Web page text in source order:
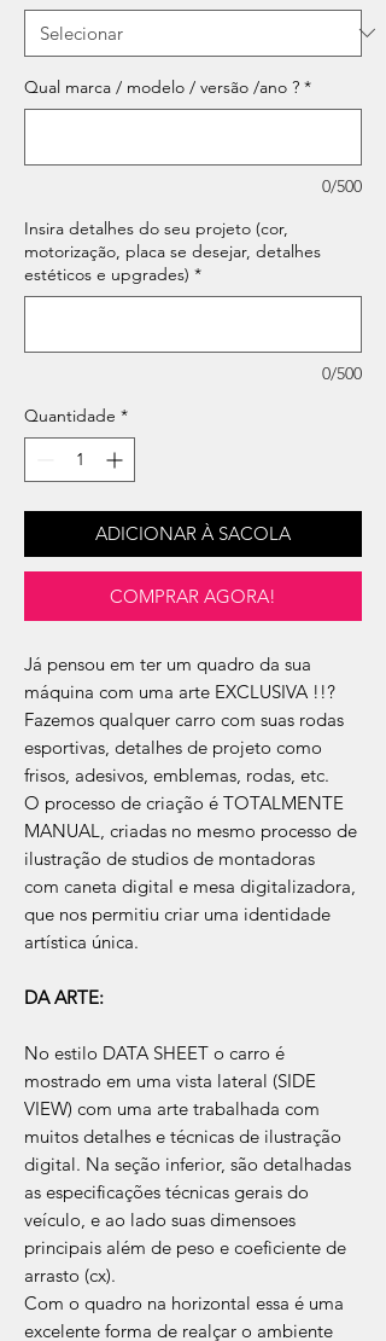
Qual marca / modelo / versão /ano ? *
0/500
Insira detalhes do seu projeto (cor,
motorização, placa se desejar, detalhes
estéticos e upgrades) *
0/500
Quantidade *
ADICIONAR À SACOLA
COMPRAR AGORA!
Já pensou em ter um quadro da sua
máquina com uma arte EXCLUSIVA !!?
Fazemos qualquer carro com suas rodas
esportivas, detalhes de projeto como
frisos, adesivos, emblemas, rodas, etc.
​O processo de criação é TOTALMENTE
MANUAL, criadas no mesmo processo de
ilustração de studios de montadoras
com caneta digital e mesa digitalizadora,
que nos permitiu criar uma identidade
artística única.
DA ARTE:
No estilo DATA SHEET o carro é
mostrado em uma vista lateral (SIDE
VIEW) com uma arte trabalhada com
muitos detalhes e técnicas de ilustração
digital. Na seção inferior, são detalhadas
as especificações técnicas gerais do
veículo, e ao lado suas dimensoes
principais além de peso e coeficiente de
arrasto (cx).
Com o quadro na horizontal essa é uma
excelente forma de realçar o ambiente